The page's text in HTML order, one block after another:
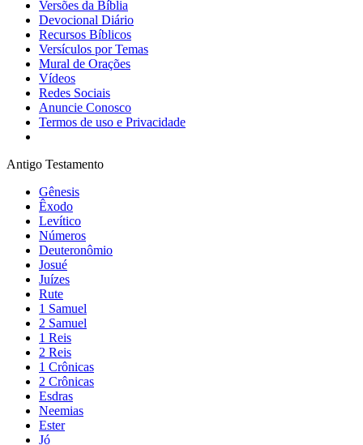
Versões da Bíblia
Devocional Diário
Recursos Bíblicos
Versículos por Temas
Mural de Orações
Vídeos
Redes Sociais
Anuncie Conosco
Termos de uso e Privacidade
Antigo Testamento
Gênesis
Êxodo
Levítico
Números
Deuteronômio
Josué
Juízes
Rute
1 Samuel
2 Samuel
1 Reis
2 Reis
1 Crônicas
2 Crônicas
Esdras
Neemias
Ester
Jó